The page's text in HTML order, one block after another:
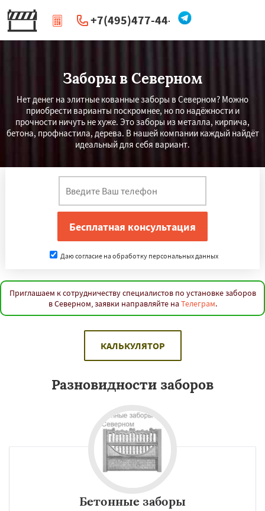
+7(495)477-44-66
| Перезвоните мне
Заборы в Северном
Нет денег на элитные кованные заборы в Северном? Можно
приобрести варианты поскромнее, но по надёжности и
прочности ничуть не хуже. Это заборы из металла, кирпича,
бетона, профнастила, дерева. В нашей компании каждый найдёт
идеальный для себя вариант.
Даю согласие на обработку персональных данных
Приглашаем к сотрудничеству специалистов по установке заборов
в Северном, заявки направляйте на Телеграм.
КАЛЬКУЛЯТОР
Разновидности заборов
Бетонные заборы